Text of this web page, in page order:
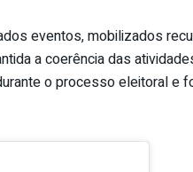
eventos, mobilizados
a coerência das
o processo eleitoral e